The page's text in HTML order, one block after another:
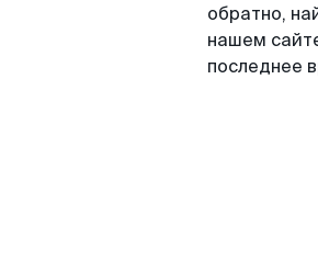
обратно,
нашем
последнее